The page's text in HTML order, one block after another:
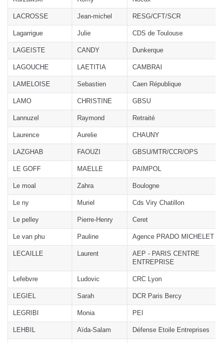
LACROSSE Jean-michel RESG/CFT/SCR
Lagarrigue Julie CDS de Toulouse
LAGEISTE CANDY Dunkerque
LAGOUCHE LAETITIA CAMBRAI
LAMELOISE Sebastien Caen République
LAMO CHRISTINE GBSU
Lannuzel Raymond Retraité
Laurence Aurelie CHAUNY
LAZGHAB FAOUZI GBSU/MTR/CCR/OPS
LE GOFF MAELLE PAIMPOL
Le moal Zahra Boulogne
Le ny Muriel Cds Viry Chatillon
Le pelley Pierre-Henry Ceret
Le van phu Pauline Agence PRADO MICHELET
LECAILLE Laurent
AEP - PARIS CENTRE
ENTREPRISE
Lefebvre Ludovic CRC Lyon
LEGIEL Sarah DCR Paris Bercy
LEGRIBI Monia PEI
LEHBIL Aïda-Salam Défense Etoile Entreprises